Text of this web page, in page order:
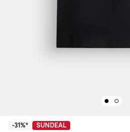
-31%* SUNDEAL